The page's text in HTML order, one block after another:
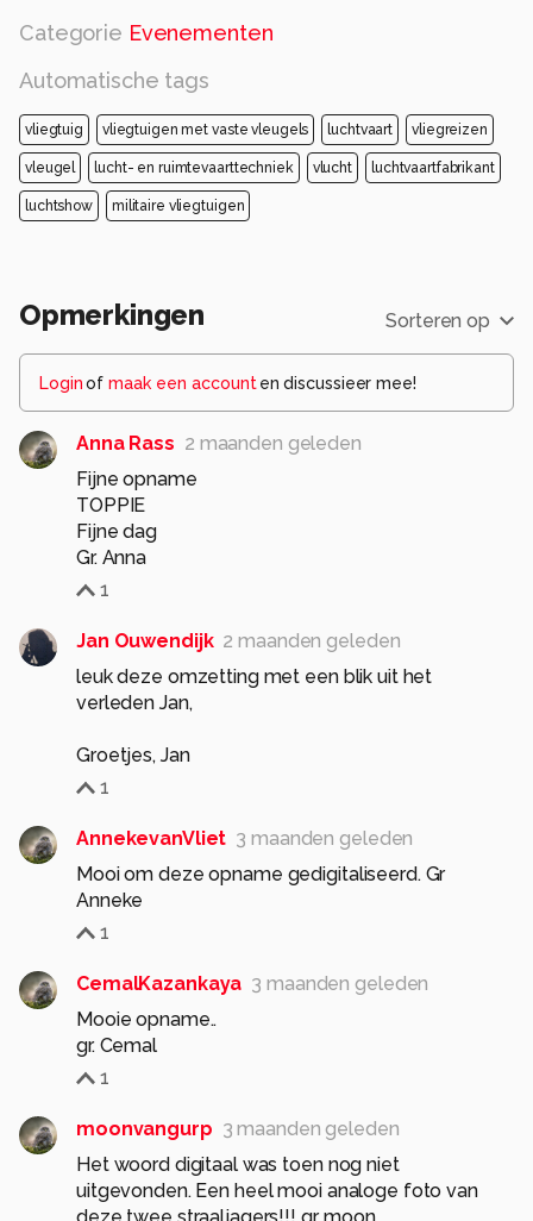
Categorie Evenementen
Automatische tags
vliegtuig vliegtuigen met vaste vleugels luchtvaart vliegreizen
vleugel lucht- en ruimtevaarttechniek vlucht luchtvaartfabrikant
luchtshow militaire vliegtuigen
Opmerkingen Sorteren op
Loginof maak een account en discussieer mee!
Anna Rass 2 maanden geleden
Fijne opname
TOPPIE
Fijne dag
Gr. Anna
1
Jan Ouwendijk 2 maanden geleden
leuk deze omzetting met een blik uit het
verleden Jan,
Groetjes, Jan
1
AnnekevanVliet 3 maanden geleden
Mooi om deze opname gedigitaliseerd. Gr
Anneke
1
CemalKazankaya 3 maanden geleden
Mooie opname..
gr. Cemal
1
moonvangurp 3 maanden geleden
Het woord digitaal was toen nog niet
uitgevonden. Een heel mooi analoge foto van